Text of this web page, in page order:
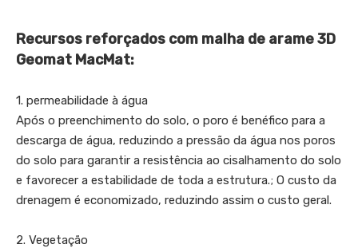
Recursos reforçados com malha de arame 3D
Geomat MacMat:
1. permeabilidade à água
Após o preenchimento do solo, o poro é benéfico para a
descarga de água, reduzindo a pressão da água nos poros
do solo para garantir a resistência ao cisalhamento do solo
e favorecer a estabilidade de toda a estrutura.; O custo da
drenagem é economizado, reduzindo assim o custo geral.
2. Vegetação